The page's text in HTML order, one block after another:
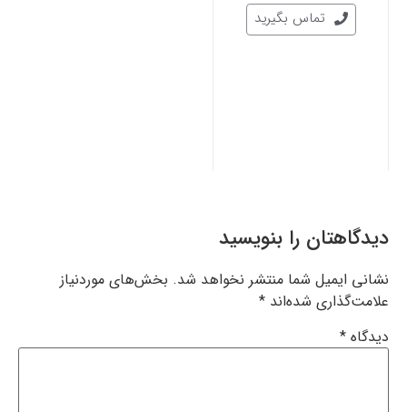
تماس بگیرید
دیدگاهتان را بنویسید
نشانی ایمیل شما منتشر نخواهد شد. بخش‌های موردنیاز
علامت‌گذاری شده‌اند *
دیدگاه *